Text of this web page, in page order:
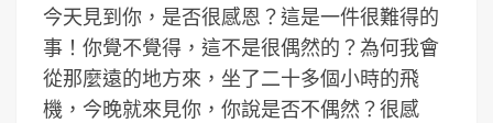
今天見到你，是否很感恩？這是一件很難得的
事！你覺不覺得，這不是很偶然的？為何我會
從那麼遠的地方來，坐了二十多個小時的飛
機，今晚就來見你，你說是否不偶然？很感